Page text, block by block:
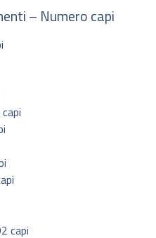
– Numero capi
capi